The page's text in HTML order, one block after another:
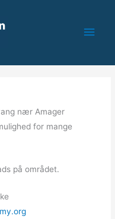
nær Amager
for mange
på området.